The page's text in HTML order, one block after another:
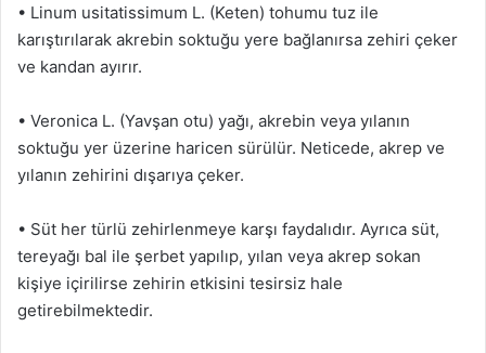
• Linum usitatissimum L. (Keten) tohumu tuz ile
karıştırılarak akrebin soktuğu yere bağlanırsa zehiri çeker
ve kandan ayırır.
• Veronica L. (Yavşan otu) yağı, akrebin veya yılanın
soktuğu yer üzerine haricen sürülür. Neticede, akrep ve
yılanın zehirini dışarıya çeker.
• Süt her türlü zehirlenmeye karşı faydalıdır. Ayrıca süt,
tereyağı bal ile şerbet yapılıp, yılan veya akrep sokan
kişiye içirilirse zehirin etkisini tesirsiz hale
getirebilmektedir.